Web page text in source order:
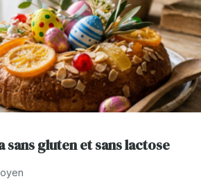
sans gluten et sans lactose